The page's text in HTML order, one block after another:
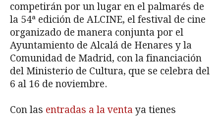
competirán por un lugar en el palmarés de
la 54ª edición de ALCINE, el festival de cine
organizado de manera conjunta por el
Ayuntamiento de Alcalá de Henares y la
Comunidad de Madrid, con la financiación
del Ministerio de Cultura, que se celebra del
6 al 16 de noviembre.
Con las entradas a la ventaya tienes